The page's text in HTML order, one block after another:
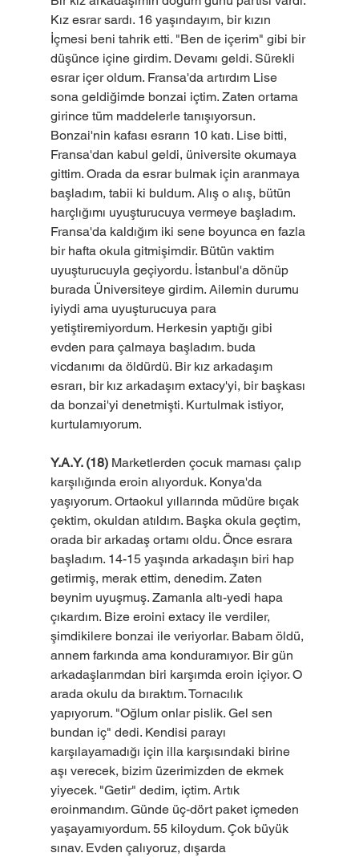
Kız esrar sardı. 16 yaşındayım, bir kızın
İçmesi beni tahrik etti. "Ben de içerim" gibi bir
düşünce içine girdim. Devamı geldi. Sürekli
esrar içer oldum. Fransa'da artırdım Lise
sona geldiğimde bonzai içtim. Zaten ortama
girince tüm maddelerle tanışıyorsun.
Bonzai'nin kafası esrarın 10 katı. Lise bitti,
Fransa'dan kabul geldi, üniversite okumaya
gittim. Orada da esrar bulmak için aranmaya
başladım, tabii ki buldum. Alış o alış, bütün
harçlığımı uyuşturucuya vermeye başladım.
Fransa'da kaldığım iki sene boyunca en fazla
bir hafta okula gitmişimdir. Bütün vaktim
uyuşturucuyla geçiyordu. İstanbul'a dönüp
burada Üniversiteye girdim. Ailemin durumu
iyiydi ama uyuşturucuya para
yetiştiremiyordum. Herkesin yaptığı gibi
evden para çalmaya başladım. buda
vicdanımı da öldürdü. Bir kız arkadaşım
esrarı, bir kız arkadaşım extacy'yi, bir başkası
da bonzai'yi denetmişti. Kurtulmak istiyor,
kurtulamıyorum.
Y.A.Y. (18) Marketlerden çocuk maması çalıp
karşılığında eroin alıyorduk. Konya'da
yaşıyorum. Ortaokul yıllarında müdüre bıçak
çektim, okuldan atıldım. Başka okula geçtim,
orada bir arkadaş ortamı oldu. Önce esrara
başladım. 14-15 yaşında arkadaşın biri hap
getirmiş, merak ettim, denedim. Zaten
beynim uyuşmuş. Zamanla altı-yedi hapa
çıkardım. Bize eroini extacy ile verdiler,
şimdikilere bonzai ile veriyorlar. Babam öldü,
annem farkında ama konduramıyor. Bir gün
arkadaşlarımdan biri karşımda eroin içiyor. O
arada okulu da bıraktım. Tornacılık
yapıyorum. "Oğlum onlar pislik. Gel sen
bundan iç" dedi. Kendisi parayı
karşılayamadığı için illa karşısındaki birine
aşı verecek, bizim üzerimizden de ekmek
yiyecek. "Getir" dedim, içtim. Artık
eroinmandım. Günde üç-dört paket içmeden
yaşayamıyordum. 55 kiloydum. Çok büyük
sınav. Evden çalıyoruz, dışarda